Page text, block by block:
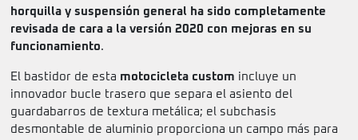
horquilla y suspensión general ha sido completamente
revisada de cara a la versión 2020 con mejoras en su
funcionamiento.
El bastidor de esta motocicleta custom incluye un
innovador bucle trasero que separa el asiento del
guardabarros de textura metálica; el subchasis
desmontable de aluminio proporciona un campo más para